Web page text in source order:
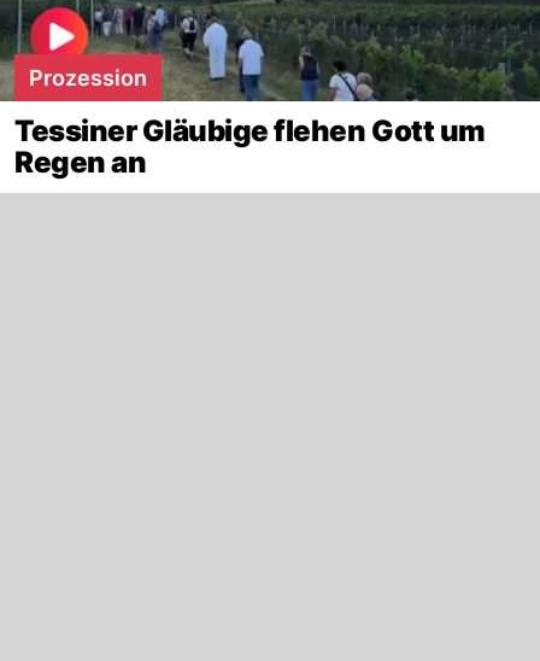
Prozession
Tessiner Gläubige flehen Gott um
Regen an